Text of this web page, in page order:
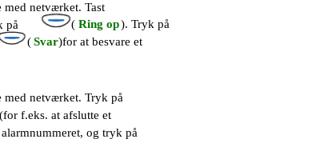
netværket. Tast
på
( Ring op). Tryk på
(Svar)for at besvare et
med netværket. Tryk på
f.eks. at afslutte et
og tryk på